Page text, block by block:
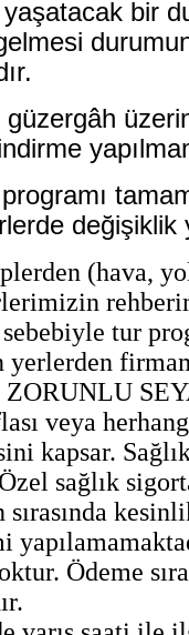
bir
güzergâh
değişiklik
(hava,
tur
yerlerden
ZORUNLU
veya
kapsar.
sağlık
sırasında
Ödeme